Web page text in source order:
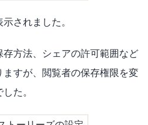
されました。
方法、シェアの許可範囲など
すが、閲覧者の保存権限を変
た。